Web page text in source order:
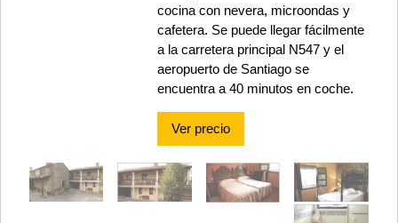
cocina con nevera, microondas y
cafetera. Se puede llegar fácilmente
a la carretera principal N547 y el
aeropuerto de Santiago se
encuentra a 40 minutos en coche.
Ver precio